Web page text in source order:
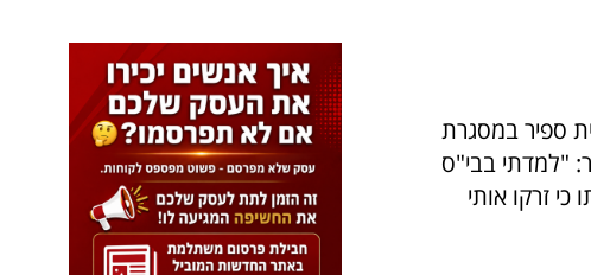
ספיר במסגרת
"למדתי בבי"ס
זרקו אותי